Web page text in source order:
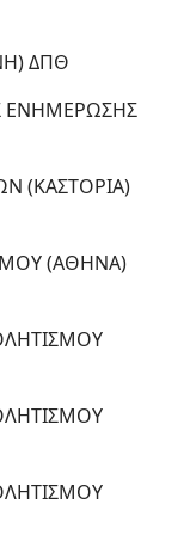
ΔΠΘ
ΕΝΗΜΕΡΩΣΗΣ
(ΚΑΣΤΟΡΙΑ)
(ΑΘΗΝΑ)